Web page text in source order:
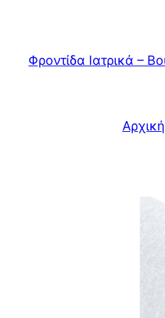
περιεχόμενο
Φροντίδα Ιατρικά –
Αρχική